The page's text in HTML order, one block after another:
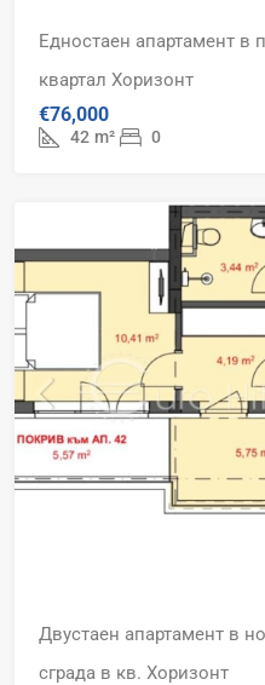
Едностаен апартамент в
квартал Хоризонт
€76,000
42 m² 0
Двустаен апартамент в
сграда в кв. Хоризонт